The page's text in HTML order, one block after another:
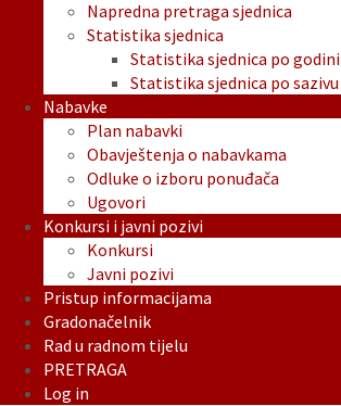
Napredna pretraga sjednica
Statistika sjednica
Statistika sjednica po godini
Statistika sjednica po sazivu
Nabavke
Plan nabavki
Obavještenja o nabavkama
Odluke o izboru ponuđača
Ugovori
Konkursi i javni pozivi
Konkursi
Javni pozivi
Pristup informacijama
Gradonačelnik
Rad u radnom tijelu
PRETRAGA
Log in